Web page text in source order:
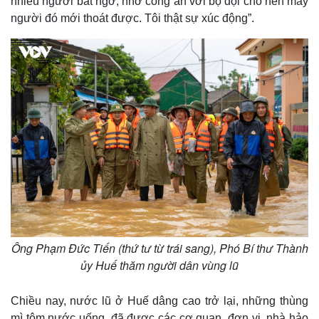
người đó mới thoát được. Tôi thật sự xúc động”.
Ông Phạm Đức Tiến (thứ tư từ trái sang), Phó Bí thư Thành
ủy Huế thăm người dân vùng lũ
Chiều nay, nước lũ ở Huế dâng cao trở lại, những thùng